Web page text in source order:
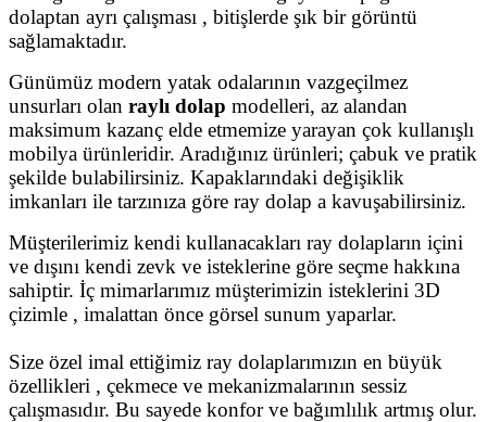
dolaptan ayrı çalışması , bitişlerde şık bir görüntü
sağlamaktadır.
Günümüz modern yatak odalarının vazgeçilmez
unsurları olan raylı dolap modelleri, az alandan
maksimum kazanç elde etmemize yarayan çok kullanışlı
mobilya ürünleridir. Aradığınız ürünleri; çabuk ve pratik
şekilde bulabilirsiniz. Kapaklarındaki değişiklik
imkanları ile tarzınıza göre ray dolap a kavuşabilirsiniz.
Müşterilerimiz kendi kullanacakları ray dolapların içini
ve dışını kendi zevk ve isteklerine göre seçme hakkına
sahiptir. İç mimarlarımız müşterimizin isteklerini 3D
çizimle , imalattan önce görsel sunum yaparlar.
Size özel imal ettiğimiz ray dolaplarımızın en büyük
özellikleri , çekmece ve mekanizmalarının sessiz
çalışmasıdır. Bu sayede konfor ve bağımlılık artmış olur.